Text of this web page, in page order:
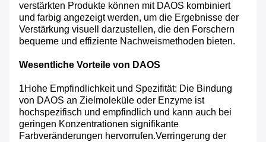
verstärkten Produkte können mit DAOS kombiniert
und farbig angezeigt werden, um die Ergebnisse der
Verstärkung visuell darzustellen, die den Forschern
bequeme und effiziente Nachweismethoden bieten.
Wesentliche Vorteile von DAOS
1Hohe Empfindlichkeit und Spezifität: Die Bindung
von DAOS an Zielmoleküle oder Enzyme ist
hochspezifisch und empfindlich und kann auch bei
geringen Konzentrationen signifikante
Farbveränderungen hervorrufen.Verringerung der